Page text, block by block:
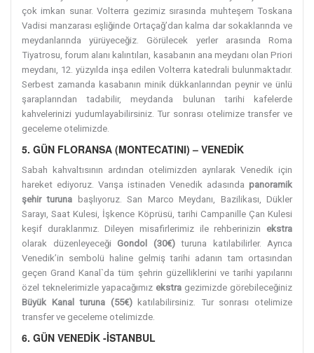
çok imkan sunar. Volterra gezimiz sırasında muhteşem Toskana
Vadisi manzarası eşliğinde Ortaçağ’dan kalma dar sokaklarında ve
meydanlarında yürüyeceğiz. Görülecek yerler arasında Roma
Tiyatrosu, forum alanı kalıntıları, kasabanın ana meydanı olan Priori
meydanı, 12. yüzyılda inşa edilen Volterra katedrali bulunmaktadır.
Serbest zamanda kasabanın minik dükkanlarından peynir ve ünlü
şaraplarından tadabilir, meydanda bulunan tarihi kafelerde
kahvelerinizi yudumlayabilirsiniz. Tur sonrası otelimize transfer ve
geceleme otelimizde.
5. GÜN FLORANSA (MONTECATINI) – VENEDİK
Sabah kahvaltısının ardından otelimizden ayrılarak Venedik için
hareket ediyoruz. Varışa istinaden Venedik adasında panoramik
şehir turuna başlıyoruz. San Marco Meydanı, Bazilikası, Dükler
Sarayı, Saat Kulesi, İşkence Köprüsü, tarihi Campanille Çan Kulesi
keşif duraklarımız. Dileyen misafirlerimiz ile rehberinizin ekstra
olarak düzenleyeceği Gondol (30€)turuna katılabilirler. Ayrıca
Venedik’in sembolü haline gelmiş tarihi adanın tam ortasından
geçen Grand Kanal`da tüm şehrin güzelliklerini ve tarihi yapılarını
özel teknelerimizle yapacağımız ekstra gezimizde görebileceğiniz
Büyük Kanal turuna (55€)katılabilirsiniz. Tur sonrası otelimize
transfer ve geceleme otelimizde.
6. GÜN VENEDİK -İSTANBUL